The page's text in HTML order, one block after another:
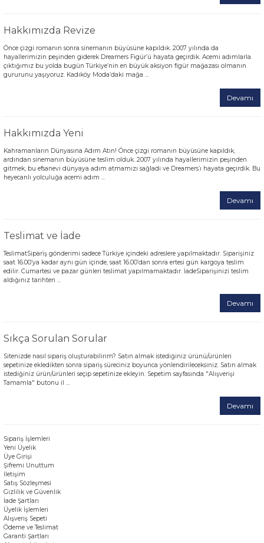
Hakkımızda Revize
Önce çizgi romanın sonra sinemanın büyüsüne kapıldık. 2007 yılında da
hayallerimizin peşinden giderek Dreamers Figür’ü hayata geçirdik. Acemi adımlarla
çıktığımız bu yolda bugün Türkiye’nin en büyük aksiyon figür mağazası olmanın
gururunu yaşıyoruz. Kadıköy Moda’daki mağa ...
Devamı
Hakkımızda Yeni
Kahramanların Dünyasına Adım Atın! Önce çizgi romanın büyüsüne kapıldık,
ardından sinemanın büyüsüne teslim olduk. 2007 yılında hayallerimizin peşinden
gitmek, bu efsanevi dünyaya adım atmamızı sağladı ve Dreamers’ı hayata geçirdik. Bu
heyecanlı yolculuğa acemi adım ...
Devamı
Teslimat ve İade
TeslimatSipariş gönderimi sadece Türkiye içindeki adreslere yapılmaktadır. Siparişiniz
saat 16.00’ya kadar aynı gün içinde, saat 16.00’dan sonra ertesi gün kargoya teslim
edilir. Cumartesi ve pazar günleri teslimat yapılmamaktadır. İadeSiparişinizi teslim
aldığınız tarihten ...
Devamı
Sıkça Sorulan Sorular
Sitenizde nasıl sipariş oluşturabilirim? Satın almak istediğiniz ürünü/ürünleri
sepetinize ekledikten sonra sipariş süreciniz boyunca yönlendirileceksiniz. Satın almak
istediğiniz ürün/ürünleri seçip sepetinize ekleyin. Sepetim sayfasında "Alışverişi
Tamamla" butonu il ...
Devamı
Sipariş İşlemleri
Yeni Üyelik
Üye Girişi
Şifremi Unuttum
İletişim
Satış Sözleşmesi
Gizlilik ve Güvenlik
İade Şartları
Üyelik İşlemleri
Alışveriş Sepeti
Ödeme ve Teslimat
Garanti Şartları